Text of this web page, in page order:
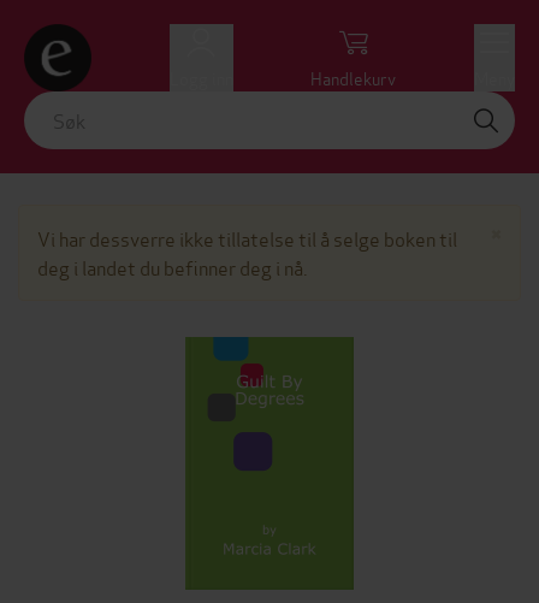
Handlekurv
Vi har dessverre ikke tillatelse til å selge boken til
deg i landet du befinner deg i nå.